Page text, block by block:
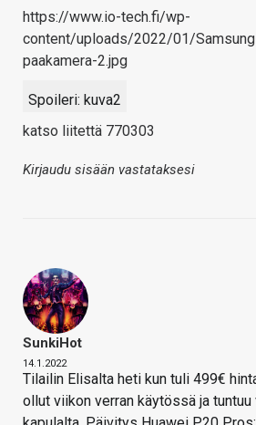
https://www.io-tech.fi/wp-
content/uploads/2022/01/
paakamera-2.jpg
Spoileri: kuva2
katso liitettä 770303
Kirjaudu sisään vastataksesi
SunkiHot
14.1.2022
Tilailin Elisalta heti kun tuli 499€
ollut viikon verran käytössä ja